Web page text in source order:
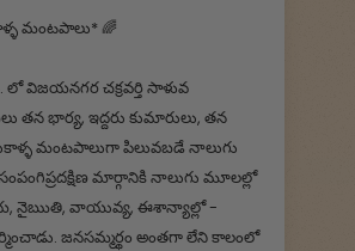
మంటపాలు* 🌈
లో విజయనగర చక్రవర్తి సాళువ
తన భార్య, ఇద్దరు కుమారులు, తన
మంటపాలుగా పిలువబడే నాలుగు
మార్గానికి నాలుగు మూలల్లో
నైఋతి, వాయువ్య, ఈశాన్యాల్లో -
జనసమ్మర్థం అంతగా లేని కాలంలో